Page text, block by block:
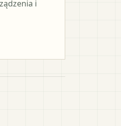
i